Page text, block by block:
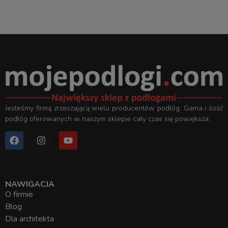
Jesteśmy firmą zrzeszającą wielu producentów podłóg. Gama i ilość
podłóg oferowanych w naszym sklepie cały czas się powiększa.
NAWIGACJA
O firmie
Blog
Dla architekta